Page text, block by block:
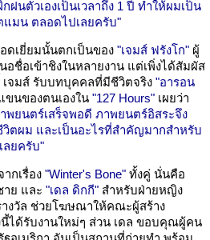
ฝนตัวเองเป็นเวลาถึง 1 ปี ทำให้ผมเป็น
น ตลอดไปเลยครับ"
ดเยี่ยมนั้นตกเป็นของ "เจมส์ ฟรังโก" ผู้
อชื่อเข้าชิงในหลายงาน แต่เพิ่งได้สัมผัส
เจมส์ รับบทบุคคลที่มีชีวิตจริง "อารอน
นของตนเองใน "127 Hours" เผยว่า
พยนตร์เสร็จพอดี ภาพยนตร์อิสระจึง
ตผม และเป็นอะไรที่สำคัญมากสำหรับ
ลยครับ"
กเรื่อง "Winter's Bone" ทั้งคู่ นั่นคือ
าย และ "เดล ดิกกี" สำหรับฝ่ายหญิง
งวัล ช่วยโฆษณาให้คณะผู้สร้าง
ได้รับงานใหม่ๆ ส่วน เดล ขอบคุณผู้คน